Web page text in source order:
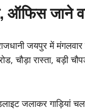
ऑफिस जाने
जयपुर में
चौड़ा रास्ता, बड़ी
जलाकर गाड़ियां